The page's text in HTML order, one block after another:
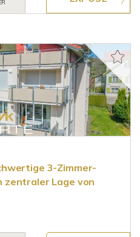
3-Zimmer-
zentraler Lage von